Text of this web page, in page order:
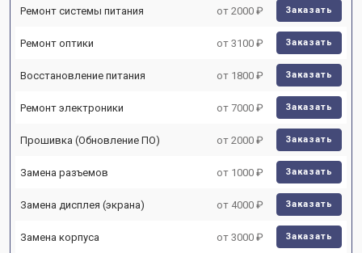
Ремонт системы питания от 2000 ₽ Заказать
Ремонт оптики от 3100 ₽ Заказать
Восстановление питания от 1800 ₽ Заказать
Ремонт электроники от 7000 ₽ Заказать
Прошивка (Обновление ПО) от 2000 ₽ Заказать
Замена разъемов от 1000 ₽ Заказать
Замена дисплея (экрана) от 4000 ₽ Заказать
Замена корпуса от 3000 ₽ Заказать